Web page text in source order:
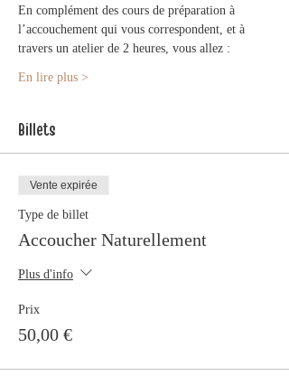
En complément des cours de préparation à
l’accouchement qui vous correspondent, et à
travers un atelier de 2 heures, vous allez :
En lire plus >
Billets
Vente expirée
Type de billet
Accoucher Naturellement
Plus d'info
Prix
50,00 €